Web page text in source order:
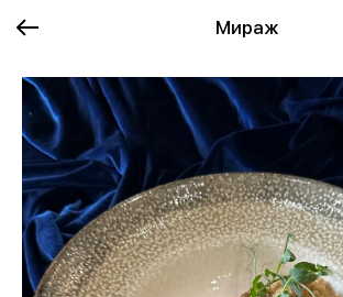
Мираж